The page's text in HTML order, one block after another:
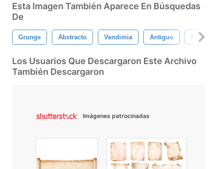
Esta Imagen También Aparece En Búsquedas
De
Grunge Abstracto Vendimia Antiguo Frontera
Los Usuarios Que Descargaron Este Archivo
También Descargaron
Imágenes patrocinadas